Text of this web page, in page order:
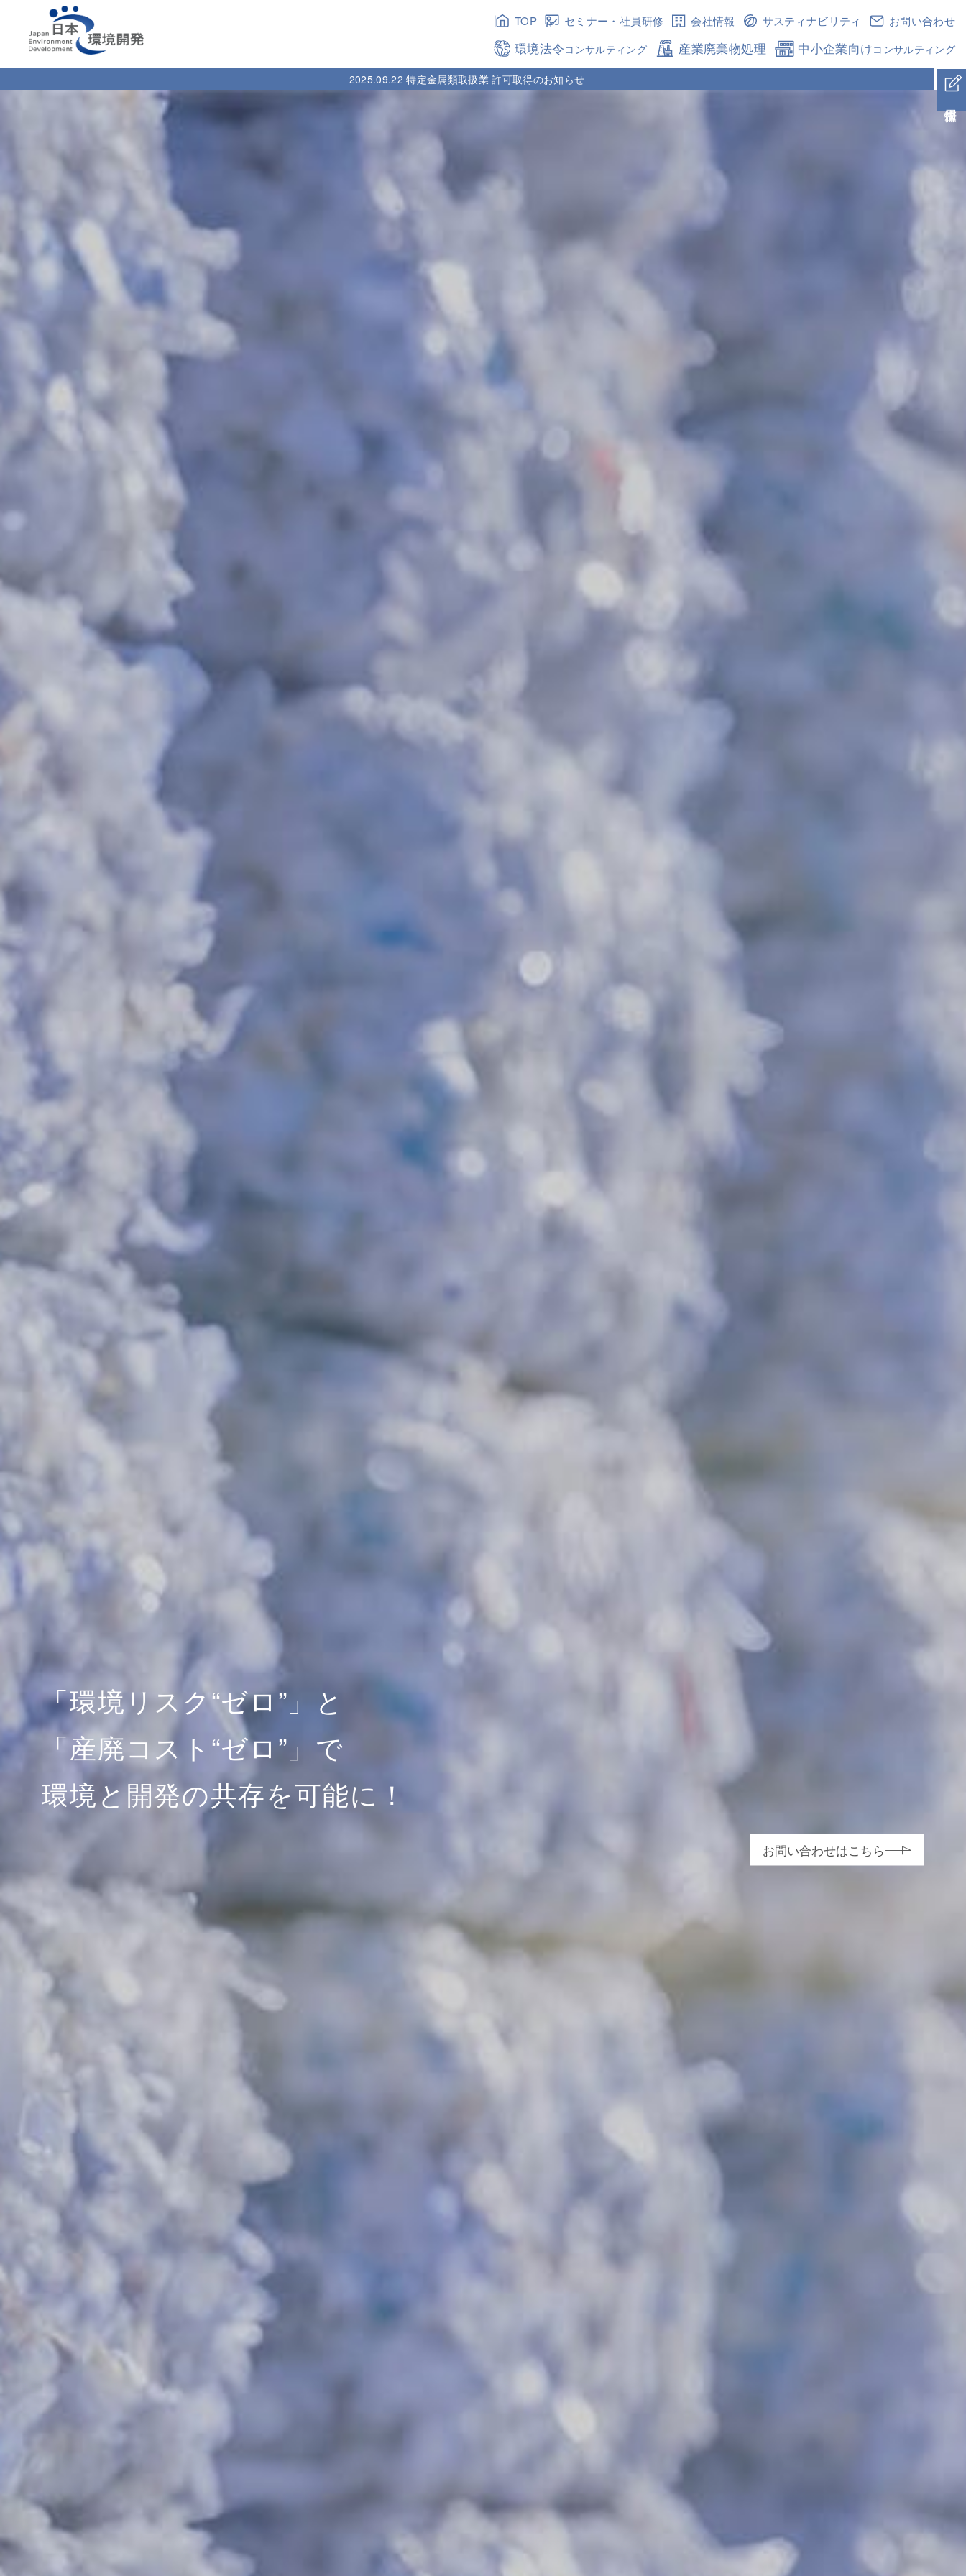
TOP
環境法令コンサルティング 産業廃棄物処理 中小企業向けコンサルティング
セミナー・社員研修 会社情報 サスティナビリティ お問い合わせ
2025.09.22 特定金属類取扱業 許可取得のお知らせ
「環境リスク“ゼロ”」と
「産廃コスト“ゼロ”」で
環境と開発の共存を可能に！
お問い合わせはこちら